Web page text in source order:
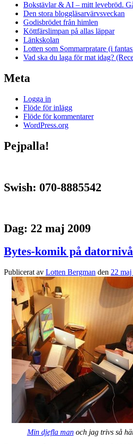
Bokstävlar & AI – mitt levebröd.
Den stora bloggläsarvärvsveckan
Godisbrödet från himlen
Köttfärslimpan på allas läppar
Länkskolan
Lotten som Sommarpratare (i
Vad ska du laga för mat idag?
Meta
Logga in
Flöde för inlägg
Flöde för kommentarer
WordPress.org
Pejpalla!
Swish: 070-8885542
Dag: 22 maj 2009
Bytes-komik på
Publicerat av Lotten Bergman den 22
Min djefla manoch jag trivs så